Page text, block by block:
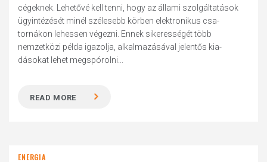
cégeknek. Lehetővé kell tenni, hogy az állami szolgáltatások
ügyintézését minél szélesebb körben elektronikus csa­
tornákon lehessen végezni. Ennek sikerességét több
nemzetközi példa igazolja, alkalmazásával jelentős kia­
dásokat lehet megspórolni...
READ MORE
ENERGIA